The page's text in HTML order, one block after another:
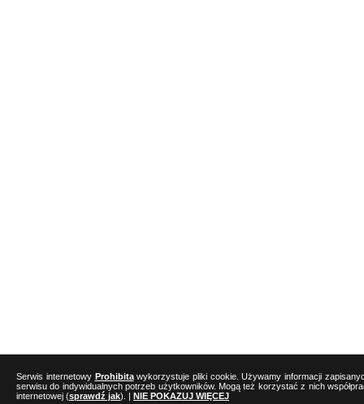
Serwis internetowy Prohibitawykorzystuje pliki cookie. Używamy informacji
serwisu do indywidualnych potrzeb użytkowników. Mogą też korzystać z nich
internetowej (sprawdź jak). |NIE POKAZUJ WIĘCEJ